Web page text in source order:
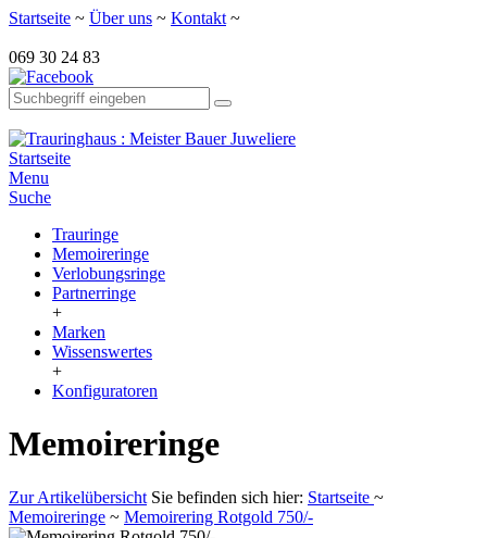
Startseite ~ Über uns ~ Kontakt ~
069 30 24 83
Startseite
Menu
Suche
Trauringe
Memoireringe
Verlobungsringe
Partnerringe
+
Marken
Wissenswertes
+
Konfiguratoren
Memoireringe
Zur Artikelübersicht Sie befinden sich hier: Startseite ~
Memoireringe ~ Memoirering Rotgold 750/-